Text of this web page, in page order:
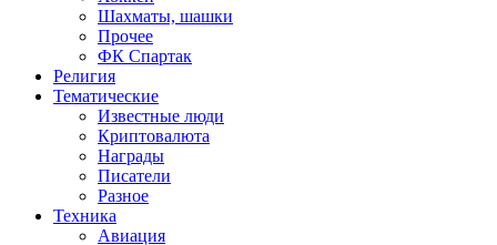
Шахматы, шашки
Прочее
ФК Спартак
Религия
Тематические
Известные люди
Криптовалюта
Награды
Писатели
Разное
Техника
Авиация